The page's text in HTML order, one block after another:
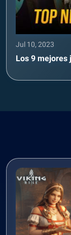
Jul 10, 2023
Los 9 mejores